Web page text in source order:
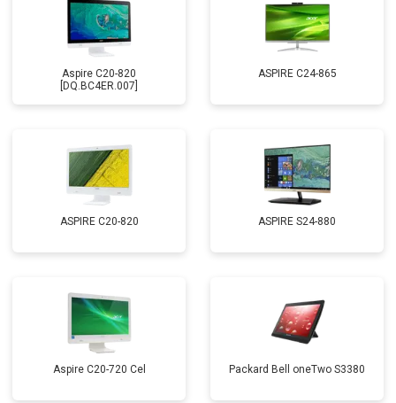
Aspire C20-820
[DQ.BC4ER.007]
ASPIRE C24-865
ASPIRE C20-820 ASPIRE S24-880
Aspire C20-720 Cel Packard Bell oneTwo S3380